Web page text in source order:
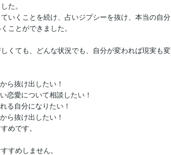
た。
いくことを続け、占いジプシーを抜け、本当の自分
ことができました。
くても、どんな状況でも、自分が変われば現実も変
ら抜け出したい！
恋愛について相談したい！
る自分になりたい！
ら抜け出したい！
めです。
すめしません。